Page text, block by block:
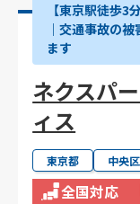
【東京駅徒歩3
｜交通事故の
ます
ネクスパ
ィス
東京都 中央区
全国対応